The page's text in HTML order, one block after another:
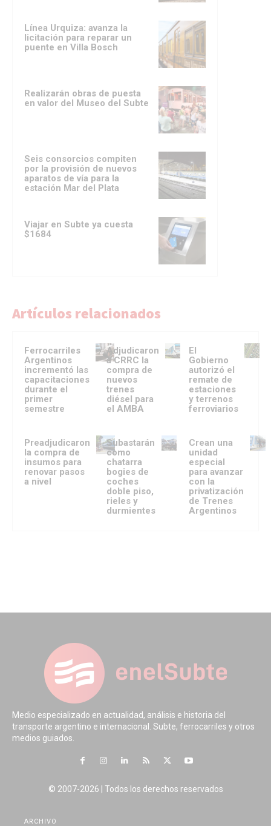
Línea Urquiza: avanza la
licitación para reparar un
puente en Villa Bosch
Realizarán obras de puesta
en valor del Museo del Subte
Seis consorcios compiten
por la provisión de nuevos
aparatos de vía para la
estación Mar del Plata
Viajar en Subte ya cuesta
$1684
Artículos relacionados
Ferrocarriles
Argentinos
incrementó las
capacitaciones
durante el
primer
semestre
Adjudicaron
a CRRC la
compra de
nuevos
trenes
diésel para
el AMBA
El
Gobierno
autorizó el
remate de
estaciones
y terrenos
ferroviarios
Preadjudicaron
la compra de
insumos para
renovar pasos
a nivel
Subastarán
como
chatarra
bogies de
coches
doble piso,
rieles y
durmientes
Crean una
unidad
especial
para avanzar
con la
privatización
de Trenes
Argentinos
Medio especializado en actualidad, análisis e historia del
transporte argentino e internacional. Subte, ferrocarriles y otros
medios guiados.
© 2007-2026 | Todos los derechos reservados
ARCHIVO